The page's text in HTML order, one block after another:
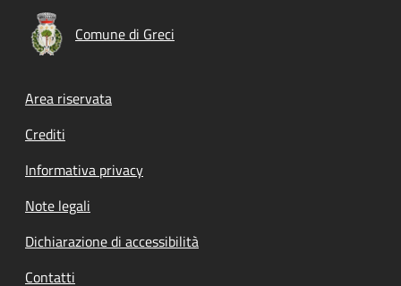
Comune di Greci
Footer menu
Area riservata
Crediti
Informativa privacy
Note legali
Dichiarazione di accessibilità
Contatti